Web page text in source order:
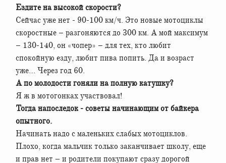
Ездите на высокой скорости?
Сейчас уже нет - 90-100 км/ч. Это новые мотоциклы
скоростные – разгоняются до 300 км. А мой максимум
– 130-140, он «чопер» – для тех, кто любит
спокойную езду, любит пива попить. Да и возраст
уже… Через год 60.
А по молодости гоняли на полную катушку?
Я ж в мотогонках участвовал!
Тогда напоследок - советы начинающим от байкера
опытного.
Начинать надо с маленьких слабых мотоциклов.
Плохо, когда мальчик только заканчивает школу, еще
и прав нет – и родители покупают сразу дорогой